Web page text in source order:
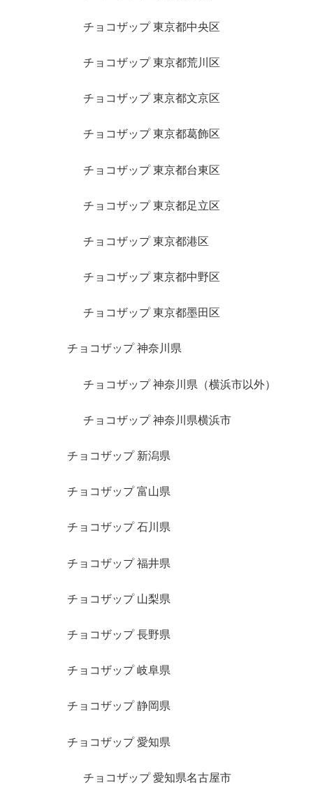
チョコザップ 東京都中央区
チョコザップ 東京都荒川区
チョコザップ 東京都文京区
チョコザップ 東京都葛飾区
チョコザップ 東京都台東区
チョコザップ 東京都足立区
チョコザップ 東京都港区
チョコザップ 東京都中野区
チョコザップ 東京都墨田区
チョコザップ 神奈川県
チョコザップ 神奈川県（横浜市以外）
チョコザップ 神奈川県横浜市
チョコザップ 新潟県
チョコザップ 富山県
チョコザップ 石川県
チョコザップ 福井県
チョコザップ 山梨県
チョコザップ 長野県
チョコザップ 岐阜県
チョコザップ 静岡県
チョコザップ 愛知県
チョコザップ 愛知県名古屋市